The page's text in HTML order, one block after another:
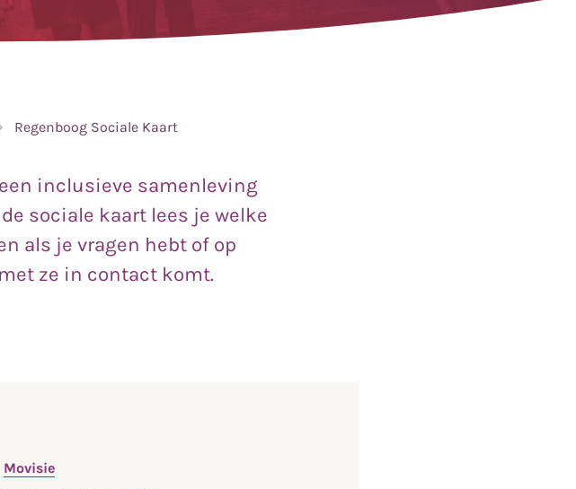
Regenboog Sociale Kaart
inclusieve samenleving
sociale kaart lees je welke
als je vragen hebt of op
ze in contact komt.
Movisie